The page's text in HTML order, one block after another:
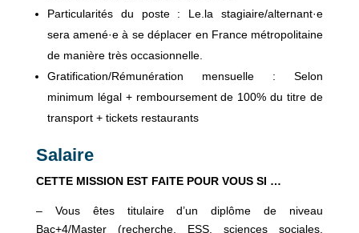
Particularités du poste : Le.la stagiaire/alternant·e
sera amené·e à se déplacer en France métropolitaine
de manière très occasionnelle.
Gratification/Rémunération mensuelle : Selon
minimum légal + remboursement de 100% du titre de
transport + tickets restaurants
Salaire
CETTE MISSION EST FAITE POUR VOUS SI …
– Vous êtes titulaire d’un diplôme de niveau
Bac+4/Master (recherche, ESS, sciences sociales,